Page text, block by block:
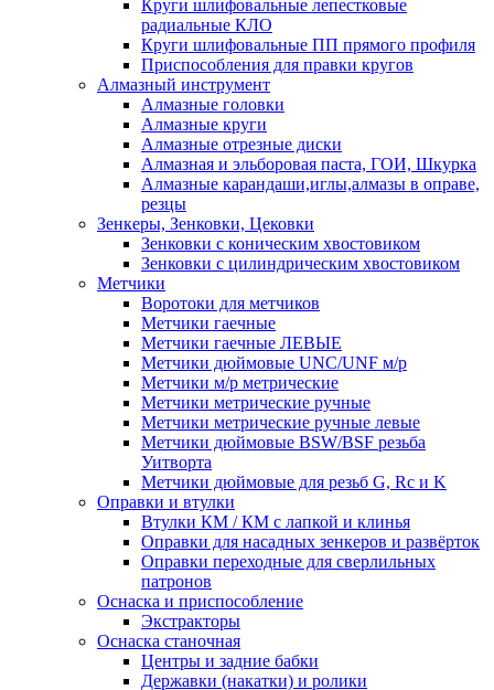
Круги шлифовальные лепестковые
радиальные КЛО
Круги шлифовальные ПП прямого профиля
Приспособления для правки кругов
Алмазный инструмент
Алмазные головки
Алмазные круги
Алмазные отрезные диски
Алмазная и эльборовая паста, ГОИ, Шкурка
Алмазные карандаши,иглы,алмазы в оправе,
резцы
Зенкеры, Зенковки, Цековки
Зенковки с коническим хвостовиком
Зенковки с цилиндрическим хвостовиком
Метчики
Воротоки для метчиков
Метчики гаечные
Метчики гаечные ЛЕВЫЕ
Метчики дюймовые UNC/UNF м/р
Метчики м/р метрические
Метчики метрические ручные
Метчики метрические ручные левые
Метчики дюймовые BSW/BSF резьба
Уитворта
Метчики дюймовые для резьб G, Rc и K
Оправки и втулки
Втулки КМ / КМ с лапкой и клинья
Оправки для насадных зенкеров и развёрток
Оправки переходные для сверлильных
патронов
Оснаска и приспособление
Экстракторы
Оснаска станочная
Центры и задние бабки
Державки (накатки) и ролики